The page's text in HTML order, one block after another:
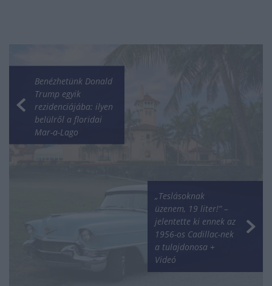
Benézhetünk Donald
Trump egyik
rezidenciájába: ilyen
belülről a floridai
Mar-a-Lago
„Teslásoknak
üzenem, 19 liter!” –
jelentette ki ennek az
1956-os Cadillac-nek
a tulajdonosa +
Videó